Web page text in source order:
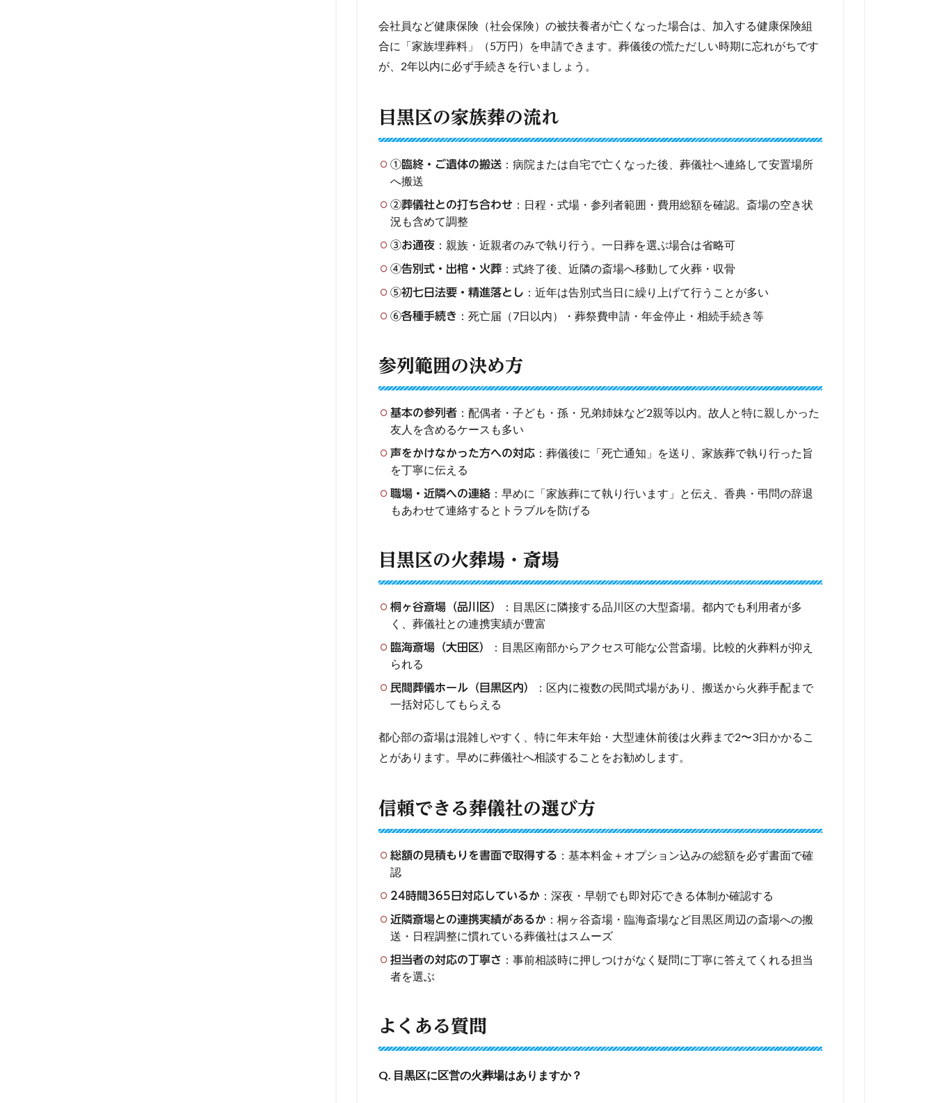
会社員など健康保険（社会保険）の被扶養者が亡くなった場合は、加入する健康保険組
合に「家族埋葬料」（5万円）を申請できます。葬儀後の慌ただしい時期に忘れがちです
が、2年以内に必ず手続きを行いましょう。
目黒区の家族葬の流れ
①臨終・ご遺体の搬送 ：病院または自宅で亡くなった後、葬儀社へ連絡して安置場所
へ搬送
②葬儀社との打ち合わせ ：日程・式場・参列者範囲・費用総額を確認。斎場の空き状
況も含めて調整
③お通夜 ：親族・近親者のみで執り行う。一日葬を選ぶ場合は省略可
④告別式・出棺・火葬 ：式終了後、近隣の斎場へ移動して火葬・収骨
⑤初七日法要・精進落とし ：近年は告別式当日に繰り上げて行うことが多い
⑥各種手続き ：死亡届（7日以内）・葬祭費申請・年金停止・相続手続き等
参列範囲の決め方
基本の参列者 ：配偶者・子ども・孫・兄弟姉妹など2親等以内。故人と特に親しかった
友人を含めるケースも多い
声をかけなかった方への対応 ：葬儀後に「死亡通知」を送り、家族葬で執り行った旨
を丁寧に伝える
職場・近隣への連絡 ：早めに「家族葬にて執り行います」と伝え、香典・弔問の辞退
もあわせて連絡するとトラブルを防げる
目黒区の火葬場・斎場
桐ヶ谷斎場（品川区）
：目黒区に隣接する品川区の大型斎場。都内でも利用者が多
く、葬儀社との連携実績が豊富
臨海斎場（大田区）
：目黒区南部からアクセス可能な公営斎場。比較的火葬料が抑え
られる
民間葬儀ホール（目黒区内）
：区内に複数の民間式場があり、搬送から火葬手配まで
一括対応してもらえる
都心部の斎場は混雑しやすく、特に年末年始・大型連休前後は火葬まで2〜3日かかるこ
とがあります。早めに葬儀社へ相談することをお勧めします。
信頼できる葬儀社の選び方
総額の見積もりを書面で取得する ：基本料金＋オプション込みの総額を必ず書面で確
認
24時間365日対応しているか ：深夜・早朝でも即対応できる体制か確認する
近隣斎場との連携実績があるか ：桐ヶ谷斎場・臨海斎場など目黒区周辺の斎場への搬
送・日程調整に慣れている葬儀社はスムーズ
担当者の対応の丁寧さ ：事前相談時に押しつけがなく疑問に丁寧に答えてくれる担当
者を選ぶ
よくある質問
Q. 目黒区に区営の火葬場はありますか？